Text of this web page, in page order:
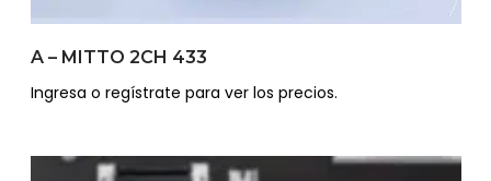
A – MITTO 2CH 433
Ingresa o regístrate para ver los precios.